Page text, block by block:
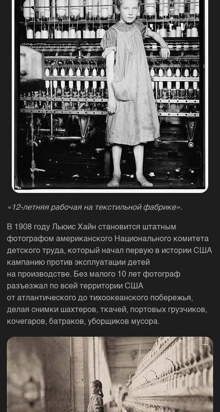
«12-летняя рабочая на текстильной фабрике».
В 1908 году Льюис Хайн становится штатным
фотографом американского Национального комитета
детского труда, который начал первую в истории США
кампанию против эксплуатации детей
на производстве. Без малого 10 лет фотограф
разъезжал по всей территории США
от атлантического до тихоокеанского побережья,
делая снимки шахтеров, ткачей, портовых грузчиков,
кочегаров, батраков, уборщиков мусора.